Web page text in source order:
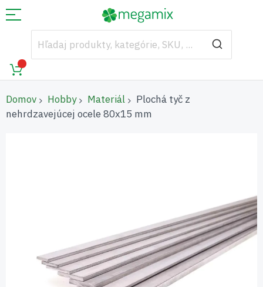
Domov Hobby Materiál
Plochá tyč z
nehrdzavejúcej ocele 80x15 mm